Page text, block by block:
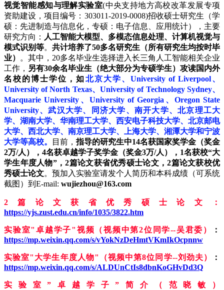
视觉智能感知与理解实验室(中央支持地方高校改革发展专项
资助建设，项目编号：303011-2019-0008)招收硕士研究生（学
硕：先进制造与信息化，专硕：电子信息、应用统计），主要
研究方向： 人工智能大模型、多模态信息处理、计算机视觉与
模式识别等。 共计培养了50多名研究生（所有研究生均按时毕
业）
。其中，20多名毕业生选择进入长三角人工智能相关企业
工作， 另有30余名毕业生（绝大部分为专硕学生）攻读国内外
名校的博士学位，如 北京大学、University of Liverpool、
University of North Texas、University of Technology Sydney、
Macquarie University、University of Georgia、Oregon State
University、武汉大学、同济大学、南开大学、北京理工大
学、湖南大学、华南理工大学、西安电子科技大学、北京邮电
大学、西北大学、南京理工大学、上海大学、湘潭大学和宁波
大学等高校。
目前，指导的研究生中14名获国家奖学金（奖金
2万/人），4名获卓越学子奖学金（奖金3万/人），1名获校“大
学生年度人物”，2篇论文获省优秀硕士论文，2篇论文获校优
秀硕士论文。预加入实验室请发个人简历和本科成绩（可系统
截图）到E-mail: wujiezhou@163.com
2篇论文获省优秀硕士论文：
https://yjs.zust.edu.cn/info/1035/3822.htm
实验室"卓越学子"视频（视频中第2位同学--吴君委）
：
https://mp.weixin.qq.com/s/vYokNzDeHmtVKmIkOcpnnw
实验室"大学生年度人物"（视频中第8位同学--刘劲夫）
：
https://mp.weixin.qq.com/s/ALDUnCtIs8dbnKoGHvDd3Q
实验室”卓越学子”简介（范晓敏）